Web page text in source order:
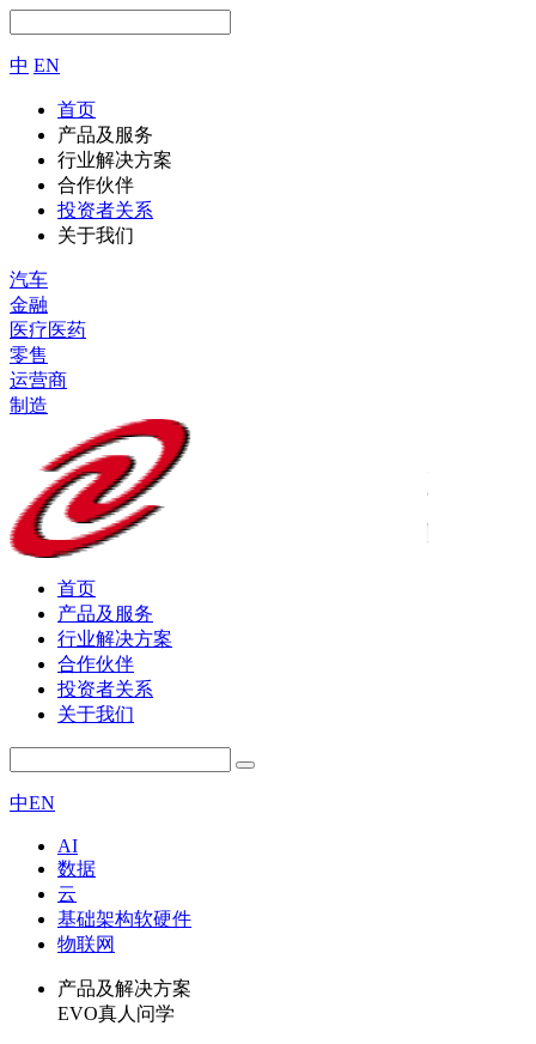
中 EN
首页
产品及服务
行业解决方案
合作伙伴
投资者关系
关于我们
汽车
金融
医疗医药
零售
运营商
制造
首页
产品及服务
行业解决方案
合作伙伴
投资者关系
关于我们
中EN
AI
数据
云
基础架构软硬件
物联网
产品及解决方案
EVO真人问学